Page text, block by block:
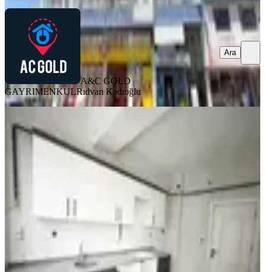
A&C GOLD
GAYRIMENKULRıdvan Kadıoğlu
Ara
Paşaköşkü Kemal Özalper Ortaokulu
Yanı Arakat 3+1 Daire
Battalgazi, Hacı Abdi Mahallesi
110 m²·2. Kat
4.250.000 ₺
GÜVEN EMLAK GAYRİMENKUL &
DANIŞMANLIK
Ramazan BAYINDIR